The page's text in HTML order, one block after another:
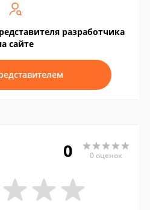
разработчика
сайте
0 0 оценок